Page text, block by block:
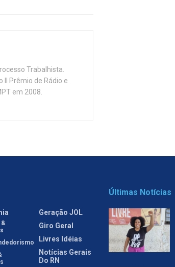
Trabalhista.
Prêmio de Rádio e
em 2008.
&
Geração JOL
Giro Geral
Livres Idéias
Notícias Gerais
Do RN
Últimas Notícias